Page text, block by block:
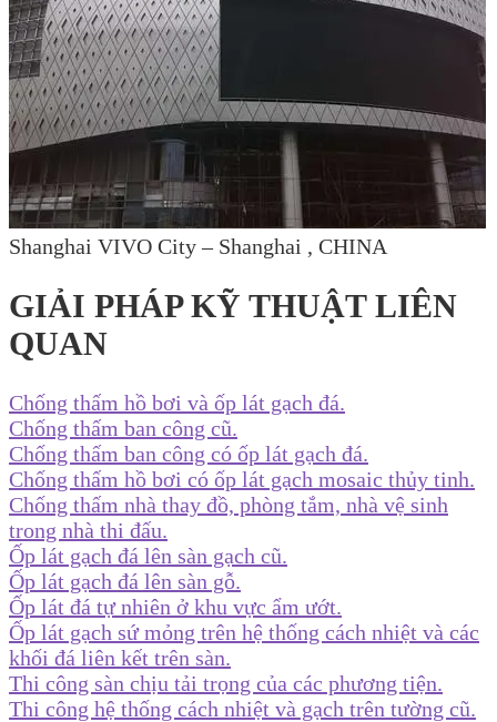
Shanghai VIVO City – Shanghai , CHINA
GIẢI PHÁP KỸ THUẬT LIÊN
QUAN
Chống thấm hồ bơi và ốp lát gạch đá.
Chống thấm ban công cũ.
Chống thấm ban công có ốp lát gạch đá.
Chống thấm hồ bơi có ốp lát gạch mosaic thủy tinh.
Chống thấm nhà thay đồ, phòng tắm, nhà vệ sinh
trong nhà thi đấu.
Ốp lát gạch đá lên sàn gạch cũ.
Ốp lát gạch đá lên sàn gỗ.
Ốp lát đá tự nhiên ở khu vực ẩm ướt.
Ốp lát gạch sứ mỏng trên hệ thống cách nhiệt và các
khối đá liên kết trên sàn.
Thi công sàn chịu tải trọng của các phương tiện.
Thi công hệ thống cách nhiệt và gạch trên tường cũ.